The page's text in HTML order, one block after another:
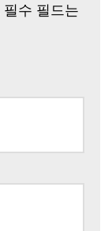
필수 필드는